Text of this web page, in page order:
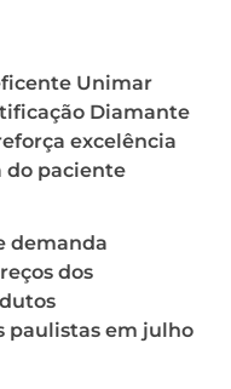
Unimar
Diamante
excelência
do paciente
demanda
dos
paulistas em julho